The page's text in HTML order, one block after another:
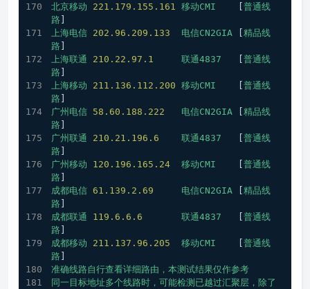
北京移动
221.179 .155 .161 移动CMI
普通线
路
上海电信 202.96 .209 .133 电信CN2GIA
精品线
路
上海联通
210.22 .97 .1 联通4837
普通线
路
上海移动
211.136 .112 .200 移动CMI
普通线
路
广州电信 58.60 .188 .222 电信CN2GIA
精品线
路
广州联通
210.21 .196 .6 联通4837
普通线
路
广州移动
120.196 .165 .24 移动CMI
普通线
路
成都电信 61.139 .2 .69 电信CN2GIA
精品线
路
成都联通
119.6 .6 .6 联通4837
普通线
路
成都移动
211.137 .96 .205 移动CMI
普通线
路
准确线路自行查看详细路由，本测试结果仅作参考
同一目标地址多个线路时，可能检测已越过汇聚层，除了